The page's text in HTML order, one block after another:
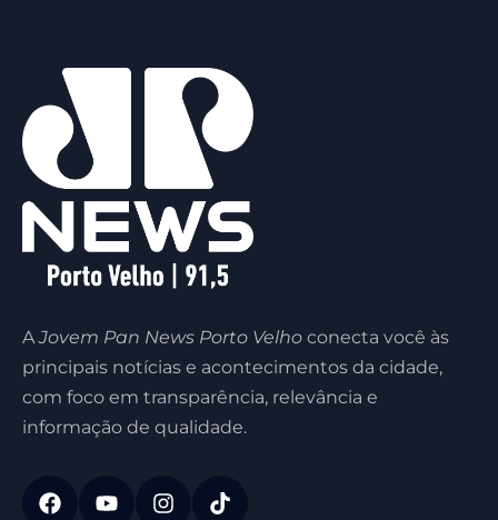
AJovem Pan News Porto Velho conecta você às
principais notícias e acontecimentos da cidade,
com foco em transparência, relevância e
informação de qualidade.